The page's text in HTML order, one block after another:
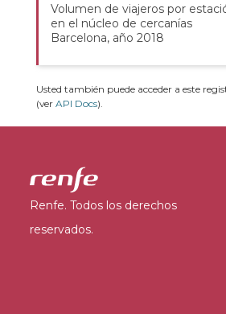
Volumen de viajeros por
en el núcleo de cercanías
Barcelona, año 2018
Usted también puede acceder a este
(ver API Docs).
Renfe. Todos los derechos
reservados.